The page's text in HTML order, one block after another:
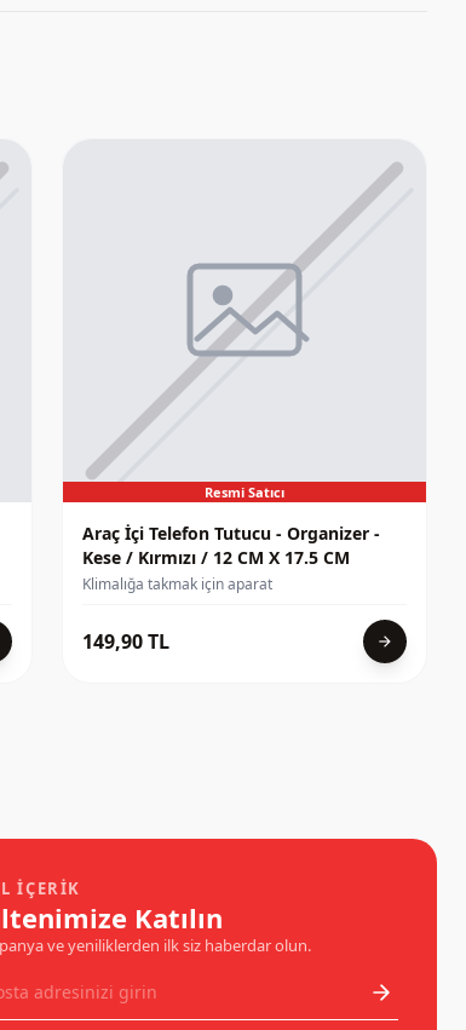
Resmi Satıcı
Araç İçi Telefon Tutucu - Organizer -
Kese / Kırmızı / 12 CM X 17.5 CM
Klimalığa takmak için aparat
149,90 TL arrow_forward
İÇERIK
Katılın
ve yeniliklerden ilk siz haberdar olun.